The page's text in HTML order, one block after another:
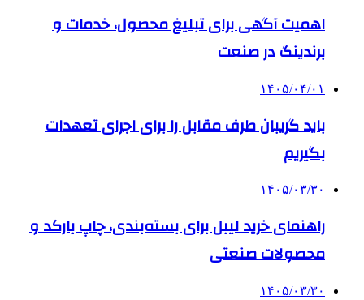
اهمیت آگهی برای تبلیغ محصول، خدمات و
برندینگ در صنعت
۱۴۰۵/۰۴/۰۱
باید گریبان طرف مقابل را برای اجرای تعهدات
بگیریم
۱۴۰۵/۰۳/۳۰
راهنمای خرید لیبل برای بسته‌بندی، چاپ بارکد و
محصولات صنعتی
۱۴۰۵/۰۳/۳۰